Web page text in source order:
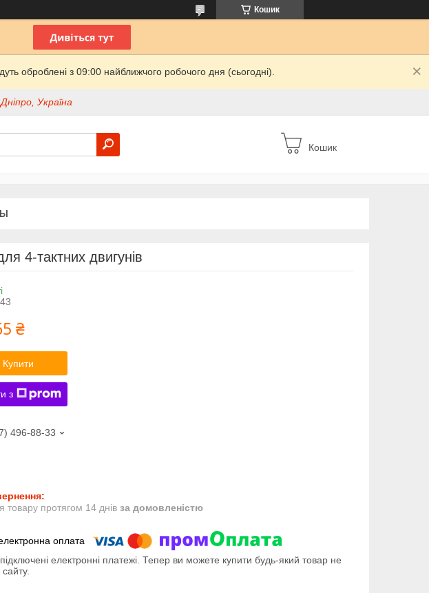
Кошик
оброблені з 09:00 найближчого робочого дня (сьогодні).
Україна
Кошик
4-тактних двигунів
₴
Купити
з
496-88-33
товару протягом 14 днів за домовленістю
електронні платежі. Тепер ви можете купити будь-який товар не